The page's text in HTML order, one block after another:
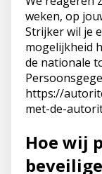
weken, op
Strijker wil je
mogelijkheid
de nationale
https://
met-de-
Hoe wij